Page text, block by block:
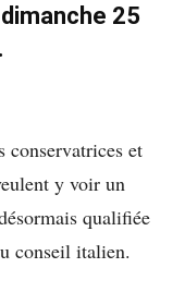
25
conservatrices et
y voir un
qualifiée
conseil italien.